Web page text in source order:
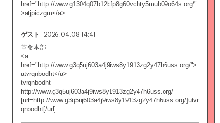
href="http://www.g1304q07b12bfp8g60vchty5mub09o64s.org/"
>atjpiczgm</a>
ゲスト 2026.04.08 14:41
革命本部
<a
href="http://www.g3q5uj603a4j9iws8y1913zg2y47h6uss.org/">
atvrqnbodht</a>
tvrqnbodht
http://www.g3q5uj603a4j9iws8y1913zg2y47h6uss.org/
[url=http://www.g3q5uj603a4j9iws8y1913zg2y47h6uss.org/]utvr
qnbodht[/url]